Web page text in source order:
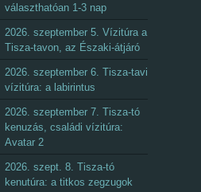
választhatóan 1-3 nap
2026. szeptember 5. Vízitúra a
Tisza-tavon, az Északi-átjáró
2026. szeptember 6. Tisza-tavi
vízitúra: a labirintus
2026. szeptember 7. Tisza-tó
kenuzás, családi vízitúra:
Avatar 2
2026. szept. 8. Tisza-tó
kenutúra: a titkos zegzugok